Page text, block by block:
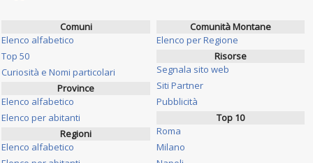
Comuni
Elenco alfabetico
Top 50
Curiosità e Nomi particolari
Province
Elenco alfabetico
Elenco per abitanti
Regioni
Elenco alfabetico
Comunità Montane
Elenco per Regione
Risorse
Segnala sito web
Siti Partner
Pubblicità
Top 10
Roma
Milano